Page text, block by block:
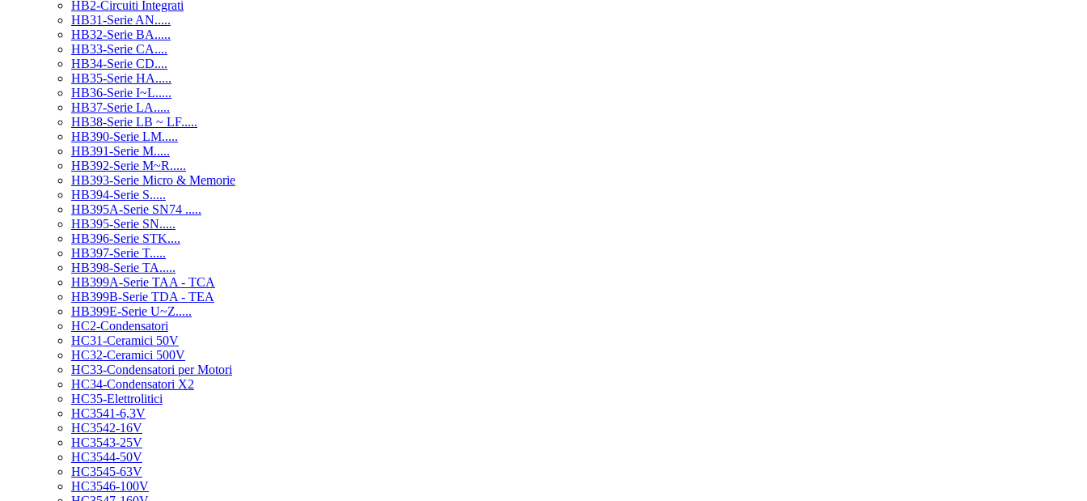
HB2-Circuiti Integrati
HB31-Serie AN.....
HB32-Serie BA.....
HB33-Serie CA....
HB34-Serie CD....
HB35-Serie HA.....
HB36-Serie I~L.....
HB37-Serie LA.....
HB38-Serie LB ~ LF.....
HB390-Serie LM.....
HB391-Serie M.....
HB392-Serie M~R.....
HB393-Serie Micro & Memorie
HB394-Serie S.....
HB395A-Serie SN74 .....
HB395-Serie SN.....
HB396-Serie STK....
HB397-Serie T.....
HB398-Serie TA.....
HB399A-Serie TAA - TCA
HB399B-Serie TDA - TEA
HB399E-Serie U~Z.....
HC2-Condensatori
HC31-Ceramici 50V
HC32-Ceramici 500V
HC33-Condensatori per Motori
HC34-Condensatori X2
HC35-Elettrolitici
HC3541-6,3V
HC3542-16V
HC3543-25V
HC3544-50V
HC3545-63V
HC3546-100V